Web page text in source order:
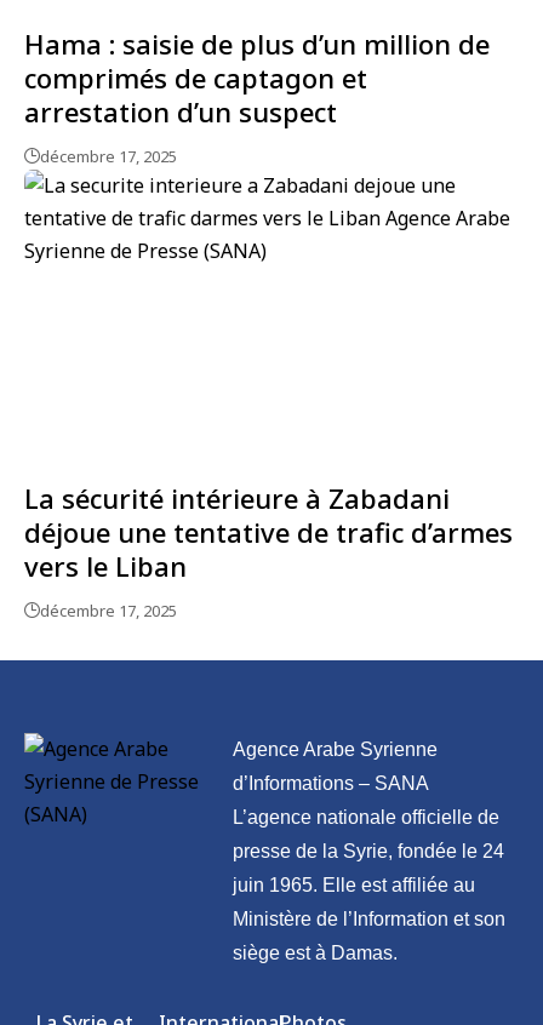
Hama : saisie de plus d’un million de
comprimés de captagon et
arrestation d’un suspect
décembre 17, 2025
La sécurité intérieure à Zabadani
déjoue une tentative de trafic d’armes
vers le Liban
décembre 17, 2025
Agence Arabe Syrienne
d’Informations – SANA
L’agence nationale officielle de
presse de la Syrie, fondée le 24
juin 1965. Elle est affiliée au
Ministère de l’Information et son
siège est à Damas.